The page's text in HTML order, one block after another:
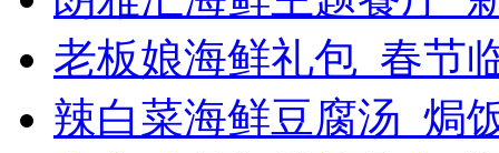
老板娘海鲜礼包_春节
辣白菜海鲜豆腐汤_焗